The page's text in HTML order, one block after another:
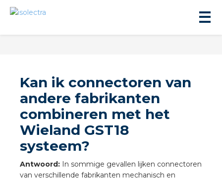
Kan ik connectoren van
andere fabrikanten
combineren met het
Wieland GST18
systeem?
Antwoord: In sommige gevallen lijken connectoren
van verschillende fabrikanten mechanisch en